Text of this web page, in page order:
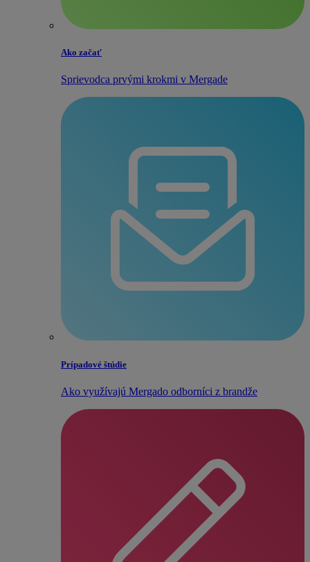
Ako začať
Sprievodca prvými krokmi v Mergade
Prípadové štúdie
Ako využívajú Mergado odborníci z brandže